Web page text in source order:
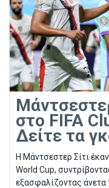
στο FIFA
Δείτε τα
Η Μάντσεστερ Σίτι
World Cup,
εξασφαλίζοντας